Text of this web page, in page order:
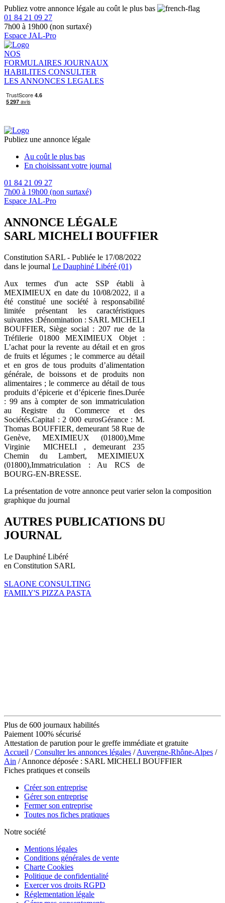
Publiez votre annonce légale au coût le plus bas
01 84 21 09 27
7h00 à 19h00 (non surtaxé)
Espace JAL-Pro
NOS
FORMULAIRES JOURNAUX
HABILITES CONSULTER
LES ANNONCES LEGALES
Publiez une annonce légale
Au coût le plus bas
En choisissant votre journal
01 84 21 09 27
7h00 à 19h00 (non surtaxé)
Espace JAL-Pro
ANNONCE LÉGALE
SARL MICHELI BOUFFIER
Constitution SARL - Publiée le 17/08/2022
dans le journal Le Dauphiné Libéré (01)
Aux termes d'un acte SSP établi à
MEXIMIEUX en date du 10/08/2022, il a
été constitué une société à responsabilité
limitée présentant les caractéristiques
suivantes :Dénomination : SARL MICHELI
BOUFFIER, Siège social : 207 rue de la
Tréfilerie 01800 MEXIMIEUX Objet :
L’achat pour la revente au détail et en gros
de fruits et légumes ; le commerce au détail
et en gros de tous produits d’alimentation
générale, de boissons et de produits non
alimentaires ; le commerce au détail de tous
produits d’épicerie et d’épicerie fines.Durée
: 99 ans à compter de son immatriculation
au Registre du Commerce et des
Sociétés.Capital : 2 000 eurosGérance : M.
Thomas BOUFFIER, demeurant 58 Rue de
Genève, MEXIMIEUX (01800),Mme
Virginie MICHELI , demeurant 235
Chemin du Lambert, MEXIMIEUX
(01800),Immatriculation : Au RCS de
BOURG-EN-BRESSE.
La présentation de votre annonce peut varier selon la composition
graphique du journal
AUTRES PUBLICATIONS DU
JOURNAL
Le Dauphiné Libéré
en Constitution SARL
SLAONE CONSULTING
FAMILY'S PIZZA PASTA
Plus de 600 journaux habilités
Paiement 100% sécurisé
Attestation de parution pour le greffe immédiate et gratuite
Accueil /Consulter les annonces légales /Auvergne-Rhône-Alpes /
Ain / Annonce déposée : SARL MICHELI BOUFFIER
Fiches pratiques et conseils
Créer son entreprise
Gérer son entreprise
Fermer son entreprise
Toutes nos fiches pratiques
Notre société
Mentions légales
Conditions générales de vente
Charte Cookies
Politique de confidentialité
Exercer vos droits RGPD
Réglementation légale